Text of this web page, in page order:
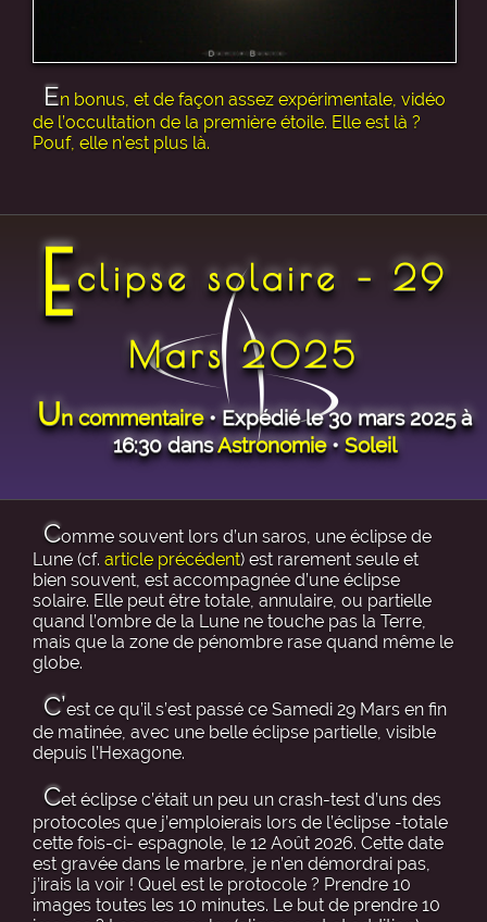
En bonus, et de façon assez expérimentale, vidéo
de l’occultation de la première étoile. Elle est là ?
Pouf, elle n’est plus là.
Eclipse solaire – 29
Mars 2025
Un commentaire• Expédié le 30 mars 2025 à
16:30 dansAstronomie•Soleil
Comme souvent lors d’un saros, une éclipse de
Lune (cf. article précédent) est rarement seule et
bien souvent, est accompagnée d’une éclipse
solaire. Elle peut être totale, annulaire, ou partielle
quand l’ombre de la Lune ne touche pas la Terre,
mais que la zone de pénombre rase quand même le
globe.
C’est ce qu’il s’est passé ce Samedi 29 Mars en fin
de matinée, avec une belle éclipse partielle, visible
depuis l’Hexagone.
Cet éclipse c’était un peu un crash-test d’uns des
protocoles que j’emploierais lors de l’éclipse -totale
cette fois-ci- espagnole, le 12 Août 2026. Cette date
est gravée dans le marbre, je n’en démordrai pas,
j’irais la voir ! Quel est le protocole ? Prendre 10
images toutes les 10 minutes. Le but de prendre 10